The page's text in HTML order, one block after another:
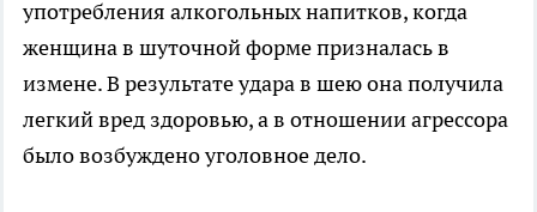
употребления алкогольных напитков, когда
женщина в шуточной форме призналась в
измене. В результате удара в шею она получила
легкий вред здоровью, а в отношении агрессора
было возбуждено уголовное дело.